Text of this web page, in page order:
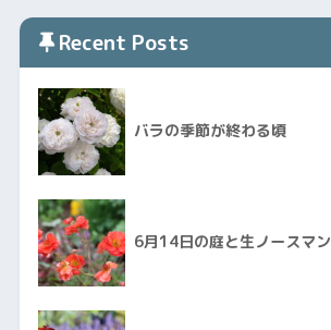
Recent Posts
バラの季節が終わる頃
6月14日の庭と生ノースマン